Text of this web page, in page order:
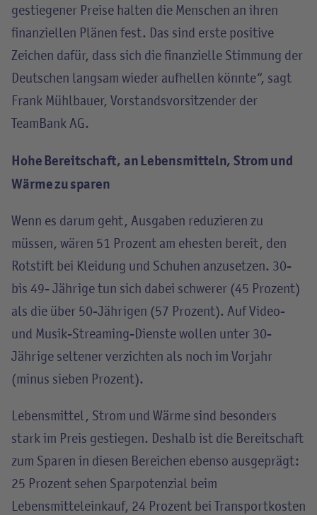
gestiegener Preise halten die Menschen an ihren
finanziellen Plänen fest. Das sind erste positive
Zeichen dafür, dass sich die finanzielle Stimmung der
Deutschen langsam wieder aufhellen könnte“, sagt
Frank Mühlbauer, Vorstandsvorsitzender der
TeamBank AG.
Hohe Bereitschaft, an Lebensmitteln, Strom und
Wärme zu sparen
Wenn es darum geht, Ausgaben reduzieren zu
müssen, wären 51 Prozent am ehesten bereit, den
Rotstift bei Kleidung und Schuhen anzusetzen. 30-
bis 49- Jährige tun sich dabei schwerer (45 Prozent)
als die über 50-Jährigen (57 Prozent). Auf Video-
und Musik-Streaming-Dienste wollen unter 30-
Jährige seltener verzichten als noch im Vorjahr
(minus sieben Prozent).
Lebensmittel, Strom und Wärme sind besonders
stark im Preis gestiegen. Deshalb ist die Bereitschaft
zum Sparen in diesen Bereichen ebenso ausgeprägt:
25 Prozent sehen Sparpotenzial beim
Lebensmitteleinkauf, 24 Prozent bei Transportkosten